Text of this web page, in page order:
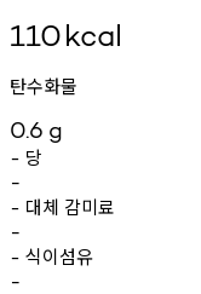
110kcal
탄수화물
0.6 g
- 당
-
- 대체 감미료
-
- 식이섬유
-